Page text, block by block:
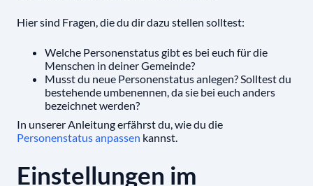
Hier sind Fragen, die du dir dazu stellen solltest:
Welche Personenstatus gibt es bei euch für die
Menschen in deiner Gemeinde?
Musst du neue Personenstatus anlegen? Solltest du
bestehende umbenennen, da sie bei euch anders
bezeichnet werden?
In unserer Anleitung erfährst du, wie du die
Personenstatus anpassen kannst.
Einstellungen im